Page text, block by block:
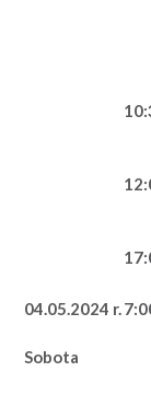
04.05.2024 r.
Sobota